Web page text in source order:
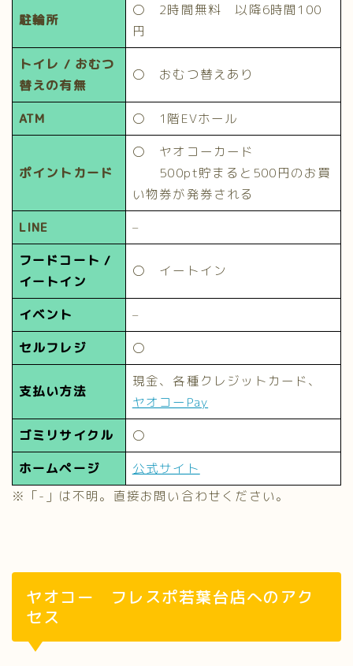
駐輪所
〇 2時間無料 以降6時間100
円
トイレ / おむつ
替えの有無
〇 おむつ替えあり
ATM 〇 1階EVホール
ポイントカード
〇 ヤオコーカード
500pt貯まると500円のお買
い物券が発券される
LINE
–
フードコート /
イートイン
〇 イートイン
イベント
–
セルフレジ
〇
支払い方法
現金、各種クレジットカード、
ヤオコーPay
ゴミリサイクル
〇
ホームページ
公式サイト
※「-」は不明。直接お問い合わせください。
ヤオコー フレスポ若葉台店へのアク
セス